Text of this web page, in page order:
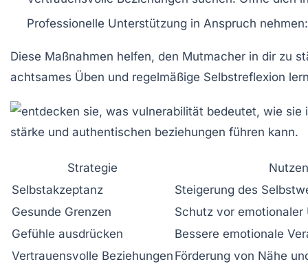
Professionelle Unterstützung in Anspruch nehmen:
Diese Maßnahmen helfen, den Mutmacher in dir zu
achtsames Üben und regelmäßige Selbstreflexion
Strategie
Nutzen
Selbstakzeptanz
Steigerung des
Gesunde Grenzen
Schutz vor emotionaler
Gefühle ausdrücken
Bessere emotionale
Vertrauensvolle Beziehungen Förderung von Nähe